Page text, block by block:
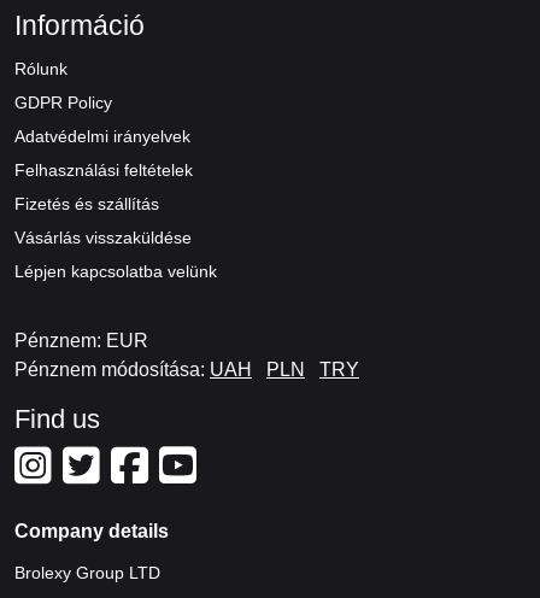
Információ
Rólunk
GDPR Policy
Adatvédelmi irányelvek
Felhasználási feltételek
Fizetés és szállítás
Vásárlás visszaküldése
Lépjen kapcsolatba velünk
Pénznem: EUR
Pénznem módosítása: UAH PLN TRY
Find us
Company details
Brolexy Group LTD